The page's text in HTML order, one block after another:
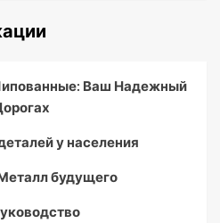
Ваш Надежный
у населения
будущего